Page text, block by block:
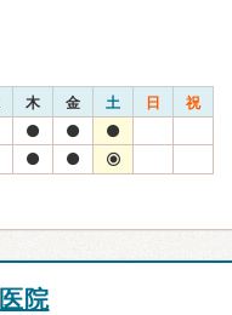
木 金 土 日 祝
院